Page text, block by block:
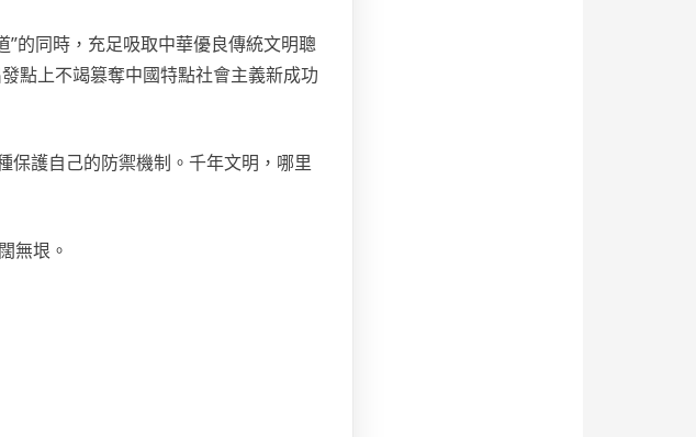
”的同時，充足吸取中華優良傳統文明聰
點上不竭篡奪中國特點社會主義新成功
保護自己的防禦機制。千年文明，哪里
無垠。